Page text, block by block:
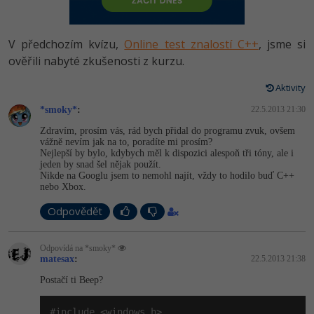
HTML5, CSS3, Bootstrap, SEO
SQL a databáze
UML a návrhové vzory
React
Spring
ASP.NET MVC
Django
Best practices
PHP
JavaScript
HTML / CSS
UML a návrhové vzory
MySQL/MariaDB
SQLite
Vývojář mobilních aplikací
Specialista na AI a bigdata
Webdesigner
Tester
Systémový administrátor
Grafik / UX/UI návrhář
Projektový manažer
Databázový analytik
-80%
JavaScript -80%
C++
Swift -80%
Kotlin -80%
C -80%
VB.NET
SQL
Návrh SW
V předchozím kvízu, Online test znalostí C++, jsme si
ověřili nabyté zkušenosti z kurzu.
Aktivity
*smoky*: 22.5.2013 21:30
Zdravím, prosím vás, rád bych přidal do programu zvuk, ovšem
vážně nevím jak na to, poradíte mi prosím?
Nejlepší by bylo, kdybych měl k dispozici alespoň tři tóny, ale i
jeden by snad šel nějak použít.
Nikde na Googlu jsem to nemohl najít, vždy to hodilo buď C++
nebo Xbox.
Odpovědět
Odpovídá na *smoky*
matesax: 22.5.2013 21:38
Postačí ti Beep?